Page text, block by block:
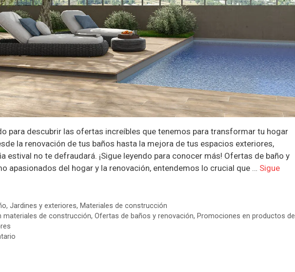
para descubrir las ofertas increíbles que tenemos para transformar tu hogar
la renovación de tus baños hasta la mejora de tus espacios exteriores,
estival no te defraudará. ¡Sigue leyendo para conocer más! Ofertas de baño y
apasionados del hogar y la renovación, entendemos lo crucial que … Sigue
, Jardines y exteriores, Materiales de construcción
materiales de construcción, Ofertas de baños y renovación, Promociones en productos de